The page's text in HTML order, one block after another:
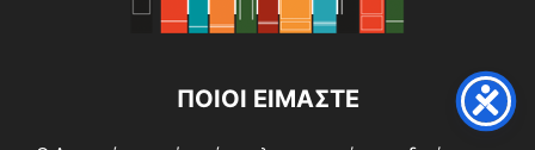
ΠΟΙΟΙ ΕΙΜΑΣΤΕ